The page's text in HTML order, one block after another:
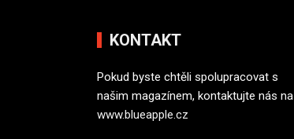
KONTAKT
Pokud byste chtěli spolupracovat s
našim magazínem, kontaktujte nás na
www.blueapple.cz